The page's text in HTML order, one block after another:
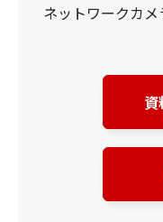
ネットワークカ
資